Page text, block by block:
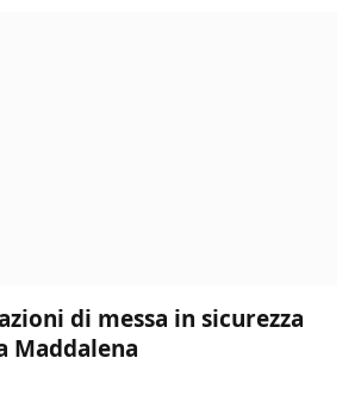
di messa in sicurezza
Maddalena